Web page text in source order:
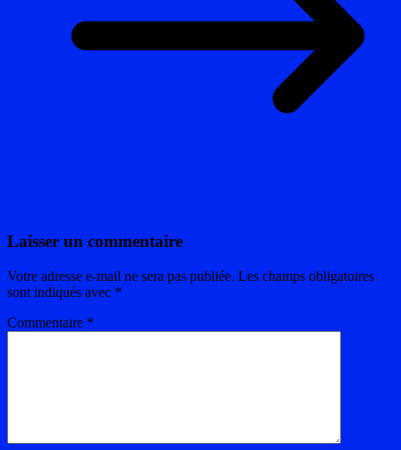
Laisser un commentaire
Votre adresse e-mail ne sera pas publiée. Les champs obligatoires
sont indiqués avec *
Commentaire *